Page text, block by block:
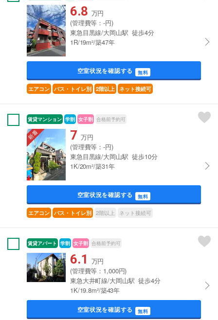
6.8 万円
(管理費等：-円)
東急目黒線/大岡山駅 徒歩4分
1R/19m²/築47年
空室状況を確認する 無料
エアコン バス・トイレ別 2階以上 ネット接続可
賃貸マンション 学割 女子割 合格前予約可
7 万円
(管理費等：-円)
東急目黒線/大岡山駅 徒歩10分
1K/20m²/築31年
空室状況を確認する 無料
エアコン バス・トイレ別 2階以上 ネット接続可
賃貸アパート 学割 女子割 合格前予約可
6.1 万円
(管理費等：1,000円)
東急大井町線/大岡山駅 徒歩4分
1K/19.8m²/築43年
空室状況を確認する 無料